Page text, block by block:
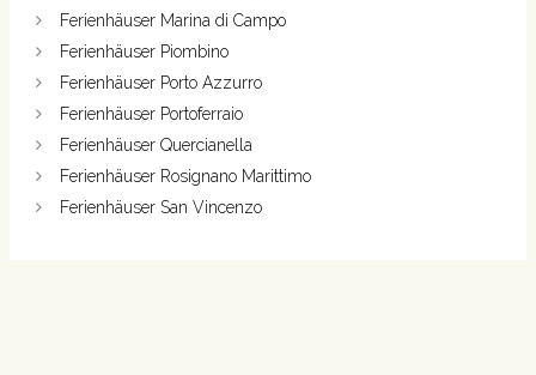
Ferienhäuser Marina di Campo
Ferienhäuser Piombino
Ferienhäuser Porto Azzurro
Ferienhäuser Portoferraio
Ferienhäuser Quercianella
Ferienhäuser Rosignano Marittimo
Ferienhäuser San Vincenzo